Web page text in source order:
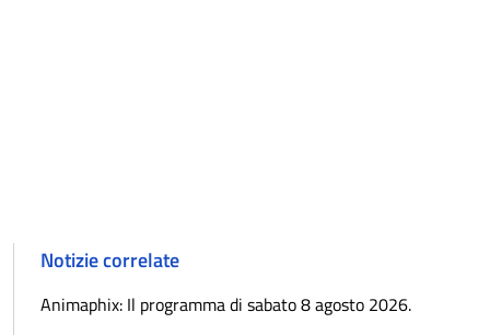
Notizie correlate
Animaphix: Il programma di sabato 8 agosto 2026.